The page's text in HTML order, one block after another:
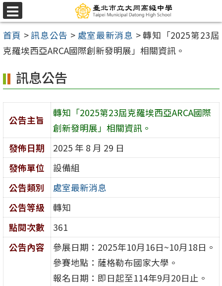
跳
至
主
要
容
區
選
單
首頁 >訊息公告 > 處室最新消息 >轉知「2025第23屆
克羅埃西亞ARCA國際創新發明展」相關資訊。
訊息公告
公告主旨
轉知「2025第23屆克羅埃西亞ARCA國際
創新發明展」相關資訊。
發佈日期
2025 年 8 月 29 日
發佈單位
設備組
公告類別
處室最新消息
公告等級
轉知
點閱次數
361
公告內容
參展日期：2025年10月16日~10月18日。
參賽地點：薩格勒布國家大學。
報名日期：即日起至114年9月20日止。